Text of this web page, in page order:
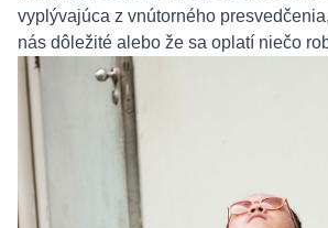
vyplývajúca z vnútorného
nás dôležité alebo že sa oplatí niečo